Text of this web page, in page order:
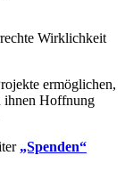
Wirklichkeit
ermöglichen,
ihnen Hoffnung
„Spenden“